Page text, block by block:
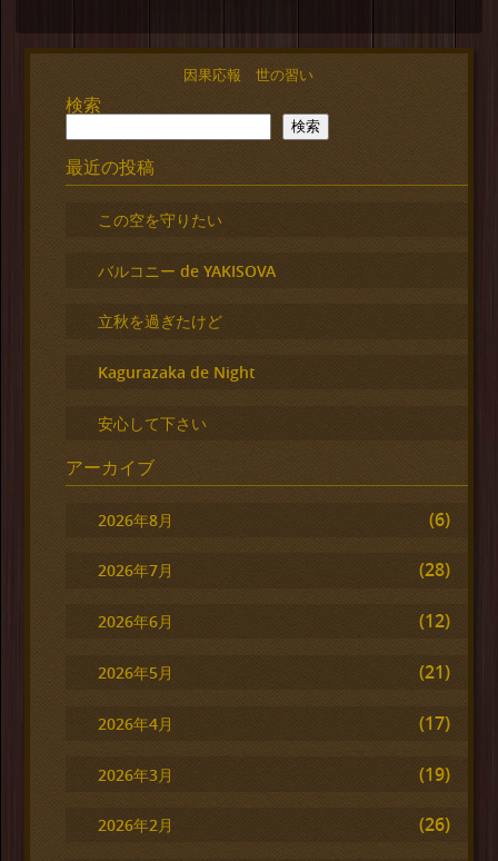
因果応報 世の習い
検索
検索
最近の投稿
この空を守りたい
バルコニー de YAKISOVA
立秋を過ぎたけど
Kagurazaka de Night
安心して下さい
アーカイブ
2026年8月 (6)
2026年7月 (28)
2026年6月 (12)
2026年5月 (21)
2026年4月 (17)
2026年3月 (19)
2026年2月 (26)